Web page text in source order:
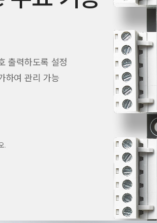
출력하도록 설정
하여 관리 가능
.